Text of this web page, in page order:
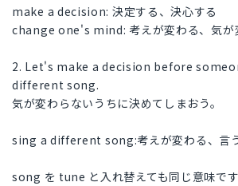
make a decision: 決定する、決心する
change one's mind: 考えが変わる、気が
2. Let's make a decision before
different song.
気が変わらないうちに決めてしまおう。
sing a different song:考えが変わる、言
song を tune と入れ替えても同じ意味です